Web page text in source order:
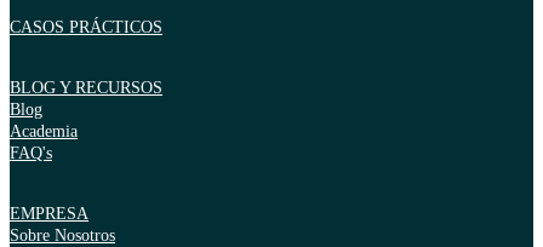
CASOS PRÁCTICOS
BLOG Y RECURSOS
Blog
Academia
FAQ's
EMPRESA
Sobre Nosotros